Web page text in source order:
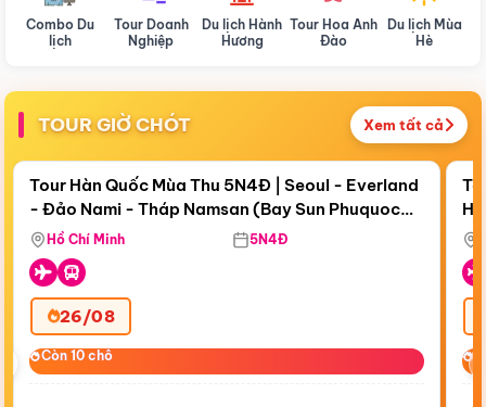
Combo Du
lịch
Tour Doanh
Nghiệp
Du lịch Hành
Hương
Tour Hoa Anh
Đào
Du lịch Mùa
Hè
TOUR GIỜ CHÓT Xem tất cả
Còn19 ngày 00:08:08
Điểm nổi bật
Tour Hàn Quốc Mùa Thu 5N4Đ | Seoul - Everland
- Đảo Nami - Tháp Namsan (Bay Sun Phuquoc
Airways)
Hồ Chí Minh 5N4Đ
26/08
Còn 10 chỗ
Còn 10 chỗ